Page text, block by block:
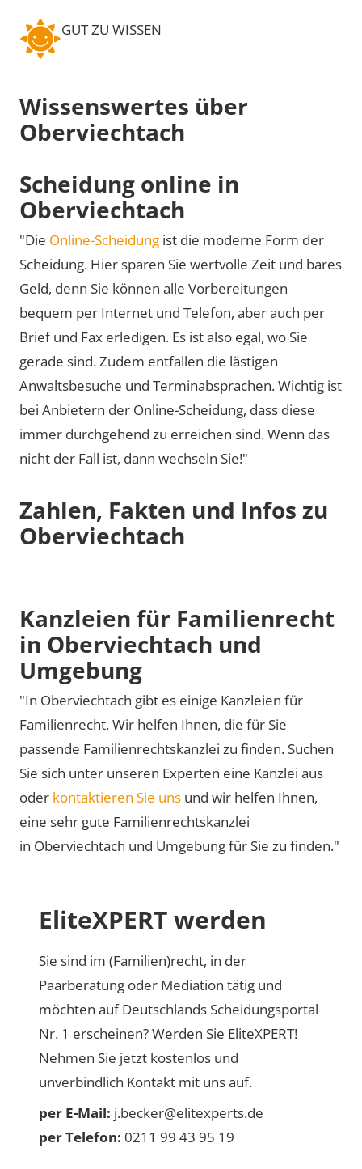
GUT ZU WISSEN
Wissenswertes über
Oberviechtach
Scheidung online in
Oberviechtach
"Die Online-Scheidung ist die moderne Form der
Scheidung. Hier sparen Sie wertvolle Zeit und bares
Geld, denn Sie können alle Vorbereitungen
bequem per Internet und Telefon, aber auch per
Brief und Fax erledigen. Es ist also egal, wo Sie
gerade sind. Zudem entfallen die lästigen
Anwaltsbesuche und Terminabsprachen. Wichtig ist
bei Anbietern der Online-Scheidung, dass diese
immer durchgehend zu erreichen sind. Wenn das
nicht der Fall ist, dann wechseln Sie!"
Zahlen, Fakten und Infos zu
Oberviechtach
Kanzleien für Familienrecht
in Oberviechtach und
Umgebung
"In Oberviechtach gibt es einige Kanzleien für
Familienrecht. Wir helfen Ihnen, die für Sie
passende Familienrechtskanzlei zu finden. Suchen
Sie sich unter unseren Experten eine Kanzlei aus
oder kontaktieren Sie uns und wir helfen Ihnen,
eine sehr gute Familienrechtskanzlei
in Oberviechtach und Umgebung für Sie zu finden."
EliteXPERT werden
Sie sind im (Familien)recht, in der
Paarberatung oder Mediation tätig und
möchten auf Deutschlands Scheidungsportal
Nr. 1 erscheinen? Werden Sie EliteXPERT!
Nehmen Sie jetzt kostenlos und
unverbindlich Kontakt mit uns auf.
per E-Mail: j.becker@elitexperts.de
per Telefon: 0211 99 43 95 19